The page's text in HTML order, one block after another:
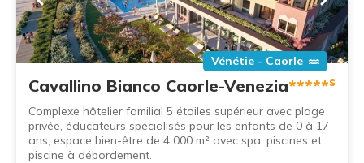
Vénétie - Caorle
Cavallino Bianco Caorle-Venezia*****s
Complexe hôtelier familial 5 étoiles supérieur avec plage
privée, éducateurs spécialisés pour les enfants de 0 à 17
ans, espace bien-être de 4 000 m² avec spa, piscines et
piscine à débordement.